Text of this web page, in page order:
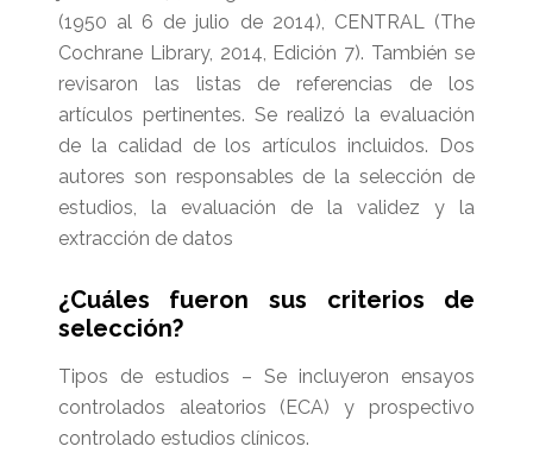
(1950 al 6 de julio de 2014), CENTRAL (The
Cochrane Library, 2014, Edición 7). También se
revisaron las listas de referencias de los
artículos pertinentes. Se realizó la evaluación
de la calidad de los artículos incluidos. Dos
autores son responsables de la selección de
estudios, la evaluación de la validez y la
extracción de datos
¿Cuáles fueron sus criterios de
selección?
Tipos de estudios – Se incluyeron ensayos
controlados aleatorios (ECA) y prospectivo
controlado estudios clínicos.